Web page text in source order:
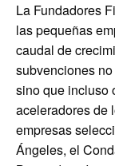
La Fundadores
las pequeñas
caudal de
subvenciones
sino que incluso
aceleradores de
empresas
Ángeles, el